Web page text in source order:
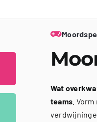
Wat
teams .